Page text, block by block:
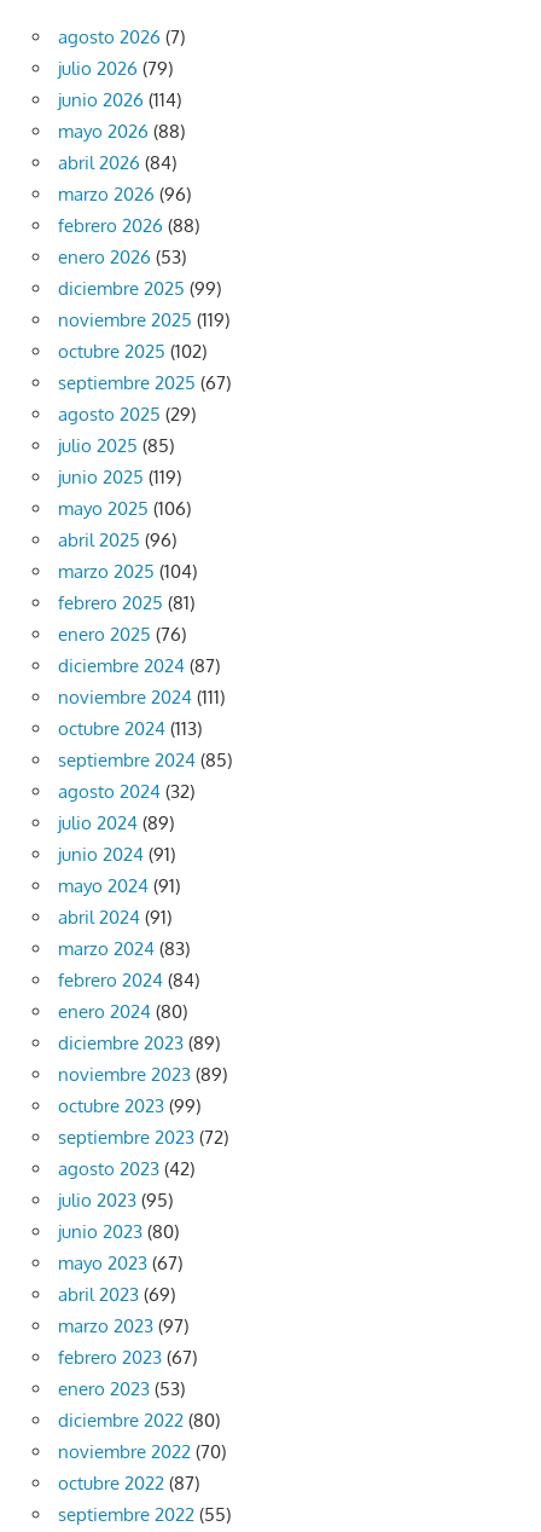
agosto 2026 (7)
julio 2026 (79)
junio 2026 (114)
mayo 2026 (88)
abril 2026 (84)
marzo 2026 (96)
febrero 2026 (88)
enero 2026 (53)
diciembre 2025 (99)
noviembre 2025 (119)
octubre 2025 (102)
septiembre 2025 (67)
agosto 2025 (29)
julio 2025 (85)
junio 2025 (119)
mayo 2025 (106)
abril 2025 (96)
marzo 2025 (104)
febrero 2025 (81)
enero 2025 (76)
diciembre 2024 (87)
noviembre 2024 (111)
octubre 2024 (113)
septiembre 2024 (85)
agosto 2024 (32)
julio 2024 (89)
junio 2024 (91)
mayo 2024 (91)
abril 2024 (91)
marzo 2024 (83)
febrero 2024 (84)
enero 2024 (80)
diciembre 2023 (89)
noviembre 2023 (89)
octubre 2023 (99)
septiembre 2023 (72)
agosto 2023 (42)
julio 2023 (95)
junio 2023 (80)
mayo 2023 (67)
abril 2023 (69)
marzo 2023 (97)
febrero 2023 (67)
enero 2023 (53)
diciembre 2022 (80)
noviembre 2022 (70)
octubre 2022 (87)
septiembre 2022 (55)